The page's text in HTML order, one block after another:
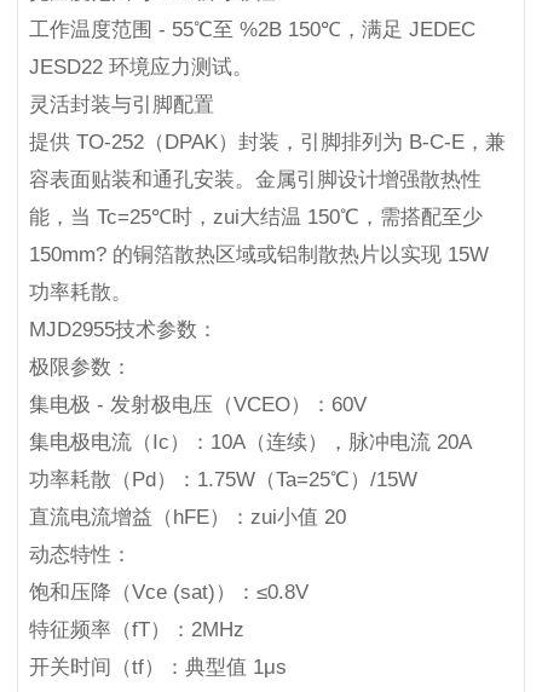
工作温度范围 - 55℃至 %2B 150℃，满足 JEDEC
JESD22 环境应力测试。
灵活封装与引脚配置
提供 TO-252（DPAK）封装，引脚排列为 B-C-E，兼
容表面贴装和通孔安装。金属引脚设计增强散热性
能，当 Tc=25℃时，zui大结温 150℃，需搭配至少
150mm? 的铜箔散热区域或铝制散热片以实现 15W
功率耗散。
MJD2955技术参数：
极限参数：
集电极 - 发射极电压（VCEO）：60V
集电极电流（Ic）：10A（连续），脉冲电流 20A
功率耗散（Pd）：1.75W（Ta=25℃）/15W
直流电流增益（hFE）：zui小值 20
动态特性：
饱和压降（Vce (sat)）：≤0.8V
特征频率（fT）：2MHz
开关时间（tf）：典型值 1μs